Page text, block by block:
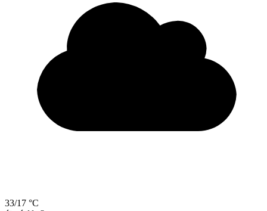
33/17 °C